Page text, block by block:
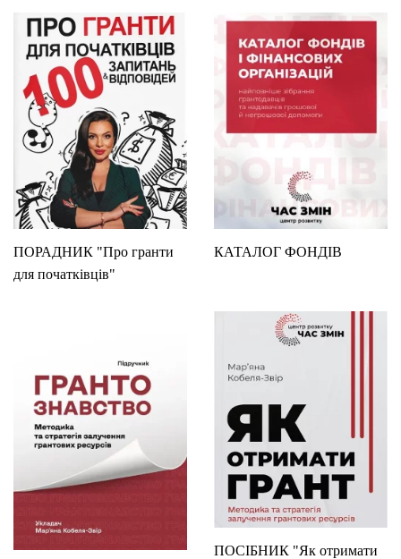
ПОРАДНИК "Про гранти
для початківців"
КАТАЛОГ ФОНДІВ
ПОСІБНИК "Як отримати